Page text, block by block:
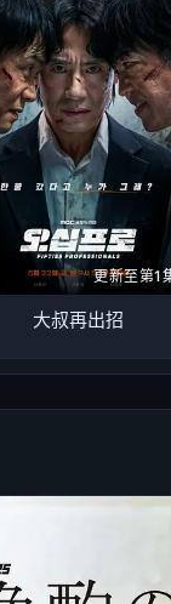
更新至第1
大叔再出招